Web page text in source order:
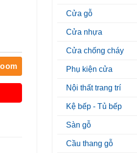
Cửa gỗ
Cửa nhựa
Cửa chống cháy
Phụ kiện cửa
Nội thất trang trí
Kệ bếp - Tủ bếp
Sàn gỗ
Cầu thang gỗ